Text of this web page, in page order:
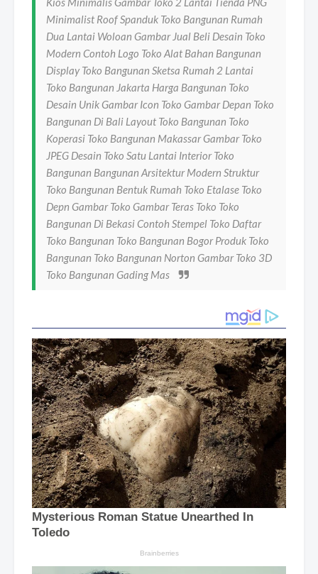
Minimalist Roof Spanduk Toko Bangunan Rumah
Dua Lantai Woloan Gambar Jual Beli Desain Toko
Modern Contoh Logo Toko Alat Bahan Bangunan
Display Toko Bangunan Sketsa Rumah 2 Lantai
Toko Bangunan Jakarta Harga Bangunan Toko
Desain Unik Gambar Icon Toko Gambar Depan Toko
Bangunan Di Bali Layout Toko Bangunan Toko
Koperasi Toko Bangunan Makassar Gambar Toko
JPEG Desain Toko Satu Lantai Interior Toko
Bangunan Bangunan Arsitektur Modern Struktur
Toko Bangunan Bentuk Rumah Toko Etalase Toko
Depn Gambar Toko Gambar Teras Toko Toko
Bangunan Di Bekasi Contoh Stempel Toko Daftar
Toko Bangunan Toko Bangunan Bogor Produk Toko
Bangunan Toko Bangunan Norton Gambar Toko 3D
Toko Bangunan Gading Mas